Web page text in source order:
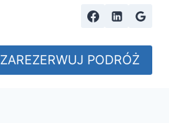
ZAREZERWUJ PODRÓŻ